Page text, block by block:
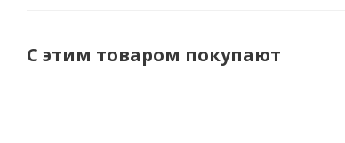
С этим товаром покупают